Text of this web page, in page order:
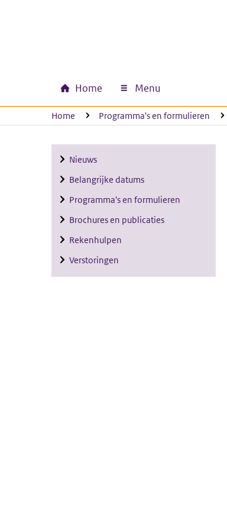
Hoofdnavigatie
Home Menu
U bevindt zich hier:
Home Programma's en formulieren
Nieuws
Belangrijke datums
Programma's en formulieren
Brochures en publicaties
Rekenhulpen
Verstoringen